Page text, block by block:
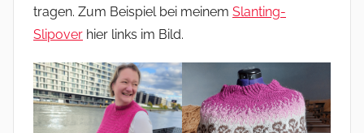
tragen. Zum Beispiel bei meinem Slanting-
Slipover hier links im Bild.